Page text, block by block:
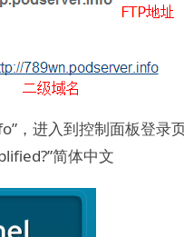
，进入到控制面板登录
简体中文